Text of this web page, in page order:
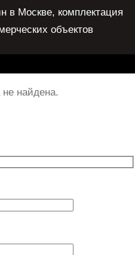
в Москве, комплектация
объектов
найдена.